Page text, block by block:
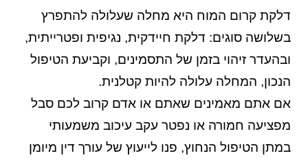
דלקת קרום המוח היא מחלה שעלולה להתפרץ
בשלושה סוגים: דלקת חיידקית, נגיפית ופטרייתית,
ובהעדר זיהוי בזמן של התסמינים, וקביעת הטיפול
הנכון, המחלה עלולה להיות קטלנית.
אם אתם מאמינים שאתם או אדם קרוב לכם סבל
מפציעה חמורה או נפטר עקב עיכוב משמעותי
במתן הטיפול הנחוץ, פנו לייעוץ של עורך דין מיומן